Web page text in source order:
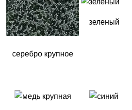
серебро крупное
зеленый